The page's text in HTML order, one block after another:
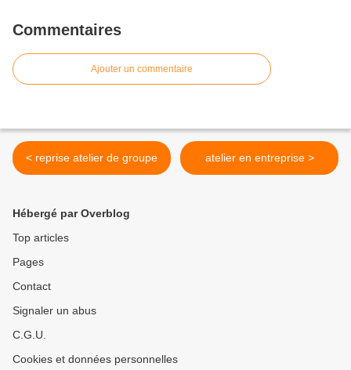
Commentaires
Ajouter un commentaire
< reprise atelier de groupe atelier en entreprise >
Hébergé par Overblog
Top articles
Pages
Contact
Signaler un abus
C.G.U.
Cookies et données personnelles